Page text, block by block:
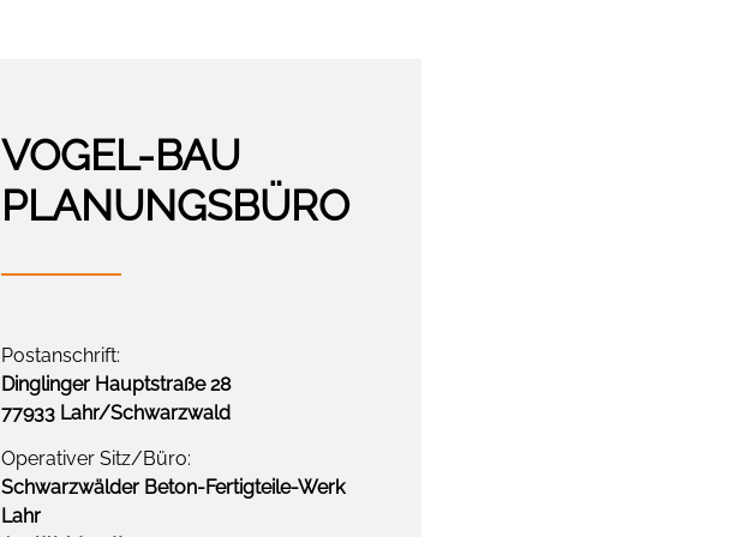
VOGEL-BAU
PLANUNGSBÜRO
Postanschrift:
Dinglinger Hauptstraße 28
77933 Lahr/Schwarzwald
Operativer Sitz/Büro:
Schwarzwälder Beton-Fertigteile-Werk
Lahr